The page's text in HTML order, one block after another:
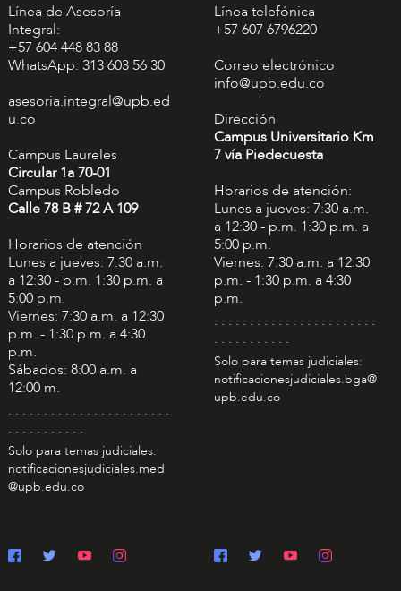
Línea de Asesoría
Integral:
+57 604 448 83 88
WhatsApp: 313 603 56 30
asesoria.integral@upb.ed
u.co
Campus Laureles
Circular 1a 70-01
Campus Robledo
Calle 78 B # 72 A 109
Horarios de atención
Lunes a jueves: 7:30 a.m.
a 12:30 - p.m. 1:30 p.m. a
5:00 p.m.
Viernes: 7:30 a.m. a 12:30
p.m. - 1:30 p.m. a 4:30
p.m.
Sábados: 8:00 a.m. a
12:00 m.
. . . . . . . . . . . . . . . . . . . . . . .
. . . . . . . . . . .
Solo para temas judiciales:
notificacionesjudiciales.med
@upb.edu.co
Línea telefónica
+57 607 6796220
Correo electrónico
info@upb.edu.co
Dirección
Campus Universitario Km
7 vía Piedecuesta
Horarios de atención:
Lunes a jueves: 7:30 a.m.
a 12:30 - p.m. 1:30 p.m. a
5:00 p.m.
Viernes: 7:30 a.m. a 12:30
p.m. - 1:30 p.m. a 4:30
p.m.
. . . . . . . . . . . . . . . . . . . . . . .
. . . . . . . . . . .
Solo para temas judiciales:
notificacionesjudiciales.bga@
upb.edu.co